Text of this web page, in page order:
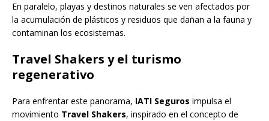
En paralelo, playas y destinos naturales se ven afectados por
la acumulación de plásticos y residuos que dañan a la fauna y
contaminan los ecosistemas.
Travel Shakers y el turismo
regenerativo
Para enfrentar este panorama, IATI Seguros impulsa el
movimiento Travel Shakers, inspirado en el concepto de